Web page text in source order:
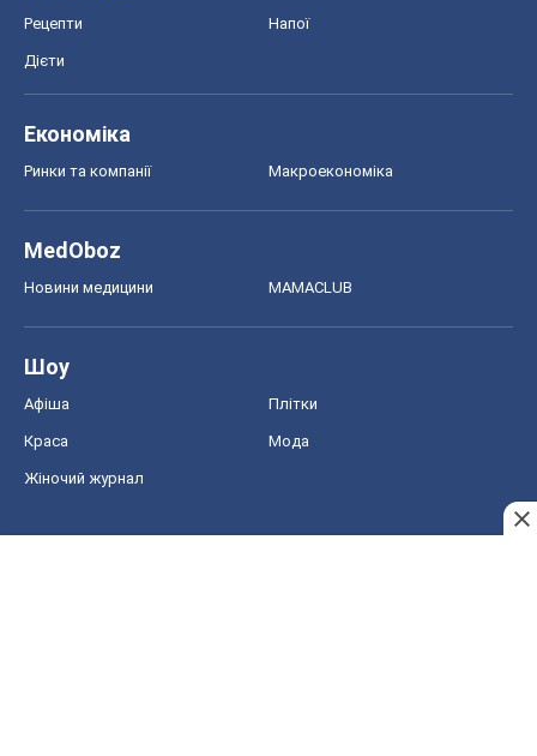
Рецепти Напої
Дієти
Економіка
Ринки та компанії Макроекономіка
MedOboz
Новини медицини MAMACLUB
Шоу
Афіша Плітки
Краса Мода
Жіночий журнал